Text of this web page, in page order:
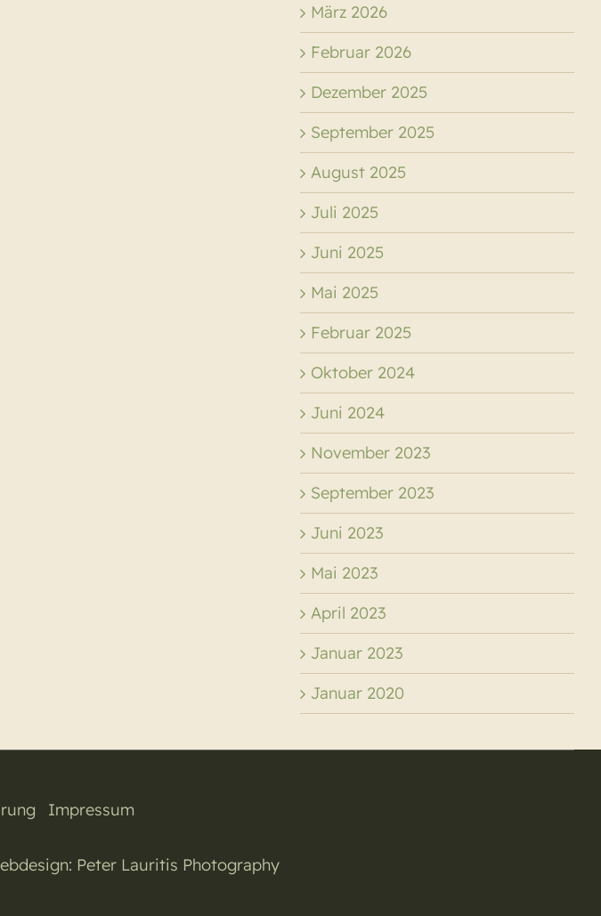
März 2026
Februar 2026
Dezember 2025
September 2025
August 2025
Juli 2025
Juni 2025
Mai 2025
Februar 2025
Oktober 2024
Juni 2024
November 2023
September 2023
Juni 2023
Mai 2023
April 2023
Januar 2023
Januar 2020
Impressum
Peter Lauritis Photography